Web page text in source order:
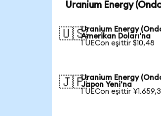
Uranium Energy
🇺🇸Uranium Energy
Amerikan Doları'na
1 UECon eşittir $10,48
🇯🇵Uranium Energy
Japon Yeni'na
1 UECon eşittir